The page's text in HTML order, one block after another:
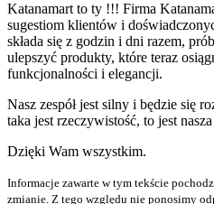
Katanamart to ty !!! Firma
sugestiom klientów i
składa się z godzin i dni razem,
ulepszyć produkty, które teraz
funkcjonalności i elegancji.
Nasz zespół jest silny i będzie się
taka jest rzeczywistość, to jest nasza
Dzięki Wam wszystkim.
Informacje zawarte w tym tekście
zmianie. Z tego względu nie ponosimy